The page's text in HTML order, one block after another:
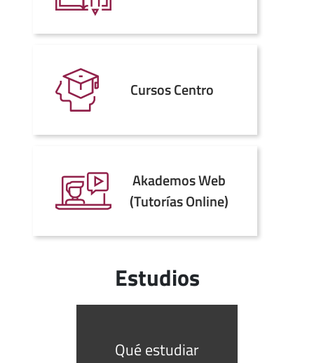
Cursos Centro
Akademos Web
(Tutorías Online)
Estudios
Qué estudiar